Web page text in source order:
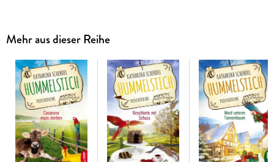
Mehr aus dieser Reihe